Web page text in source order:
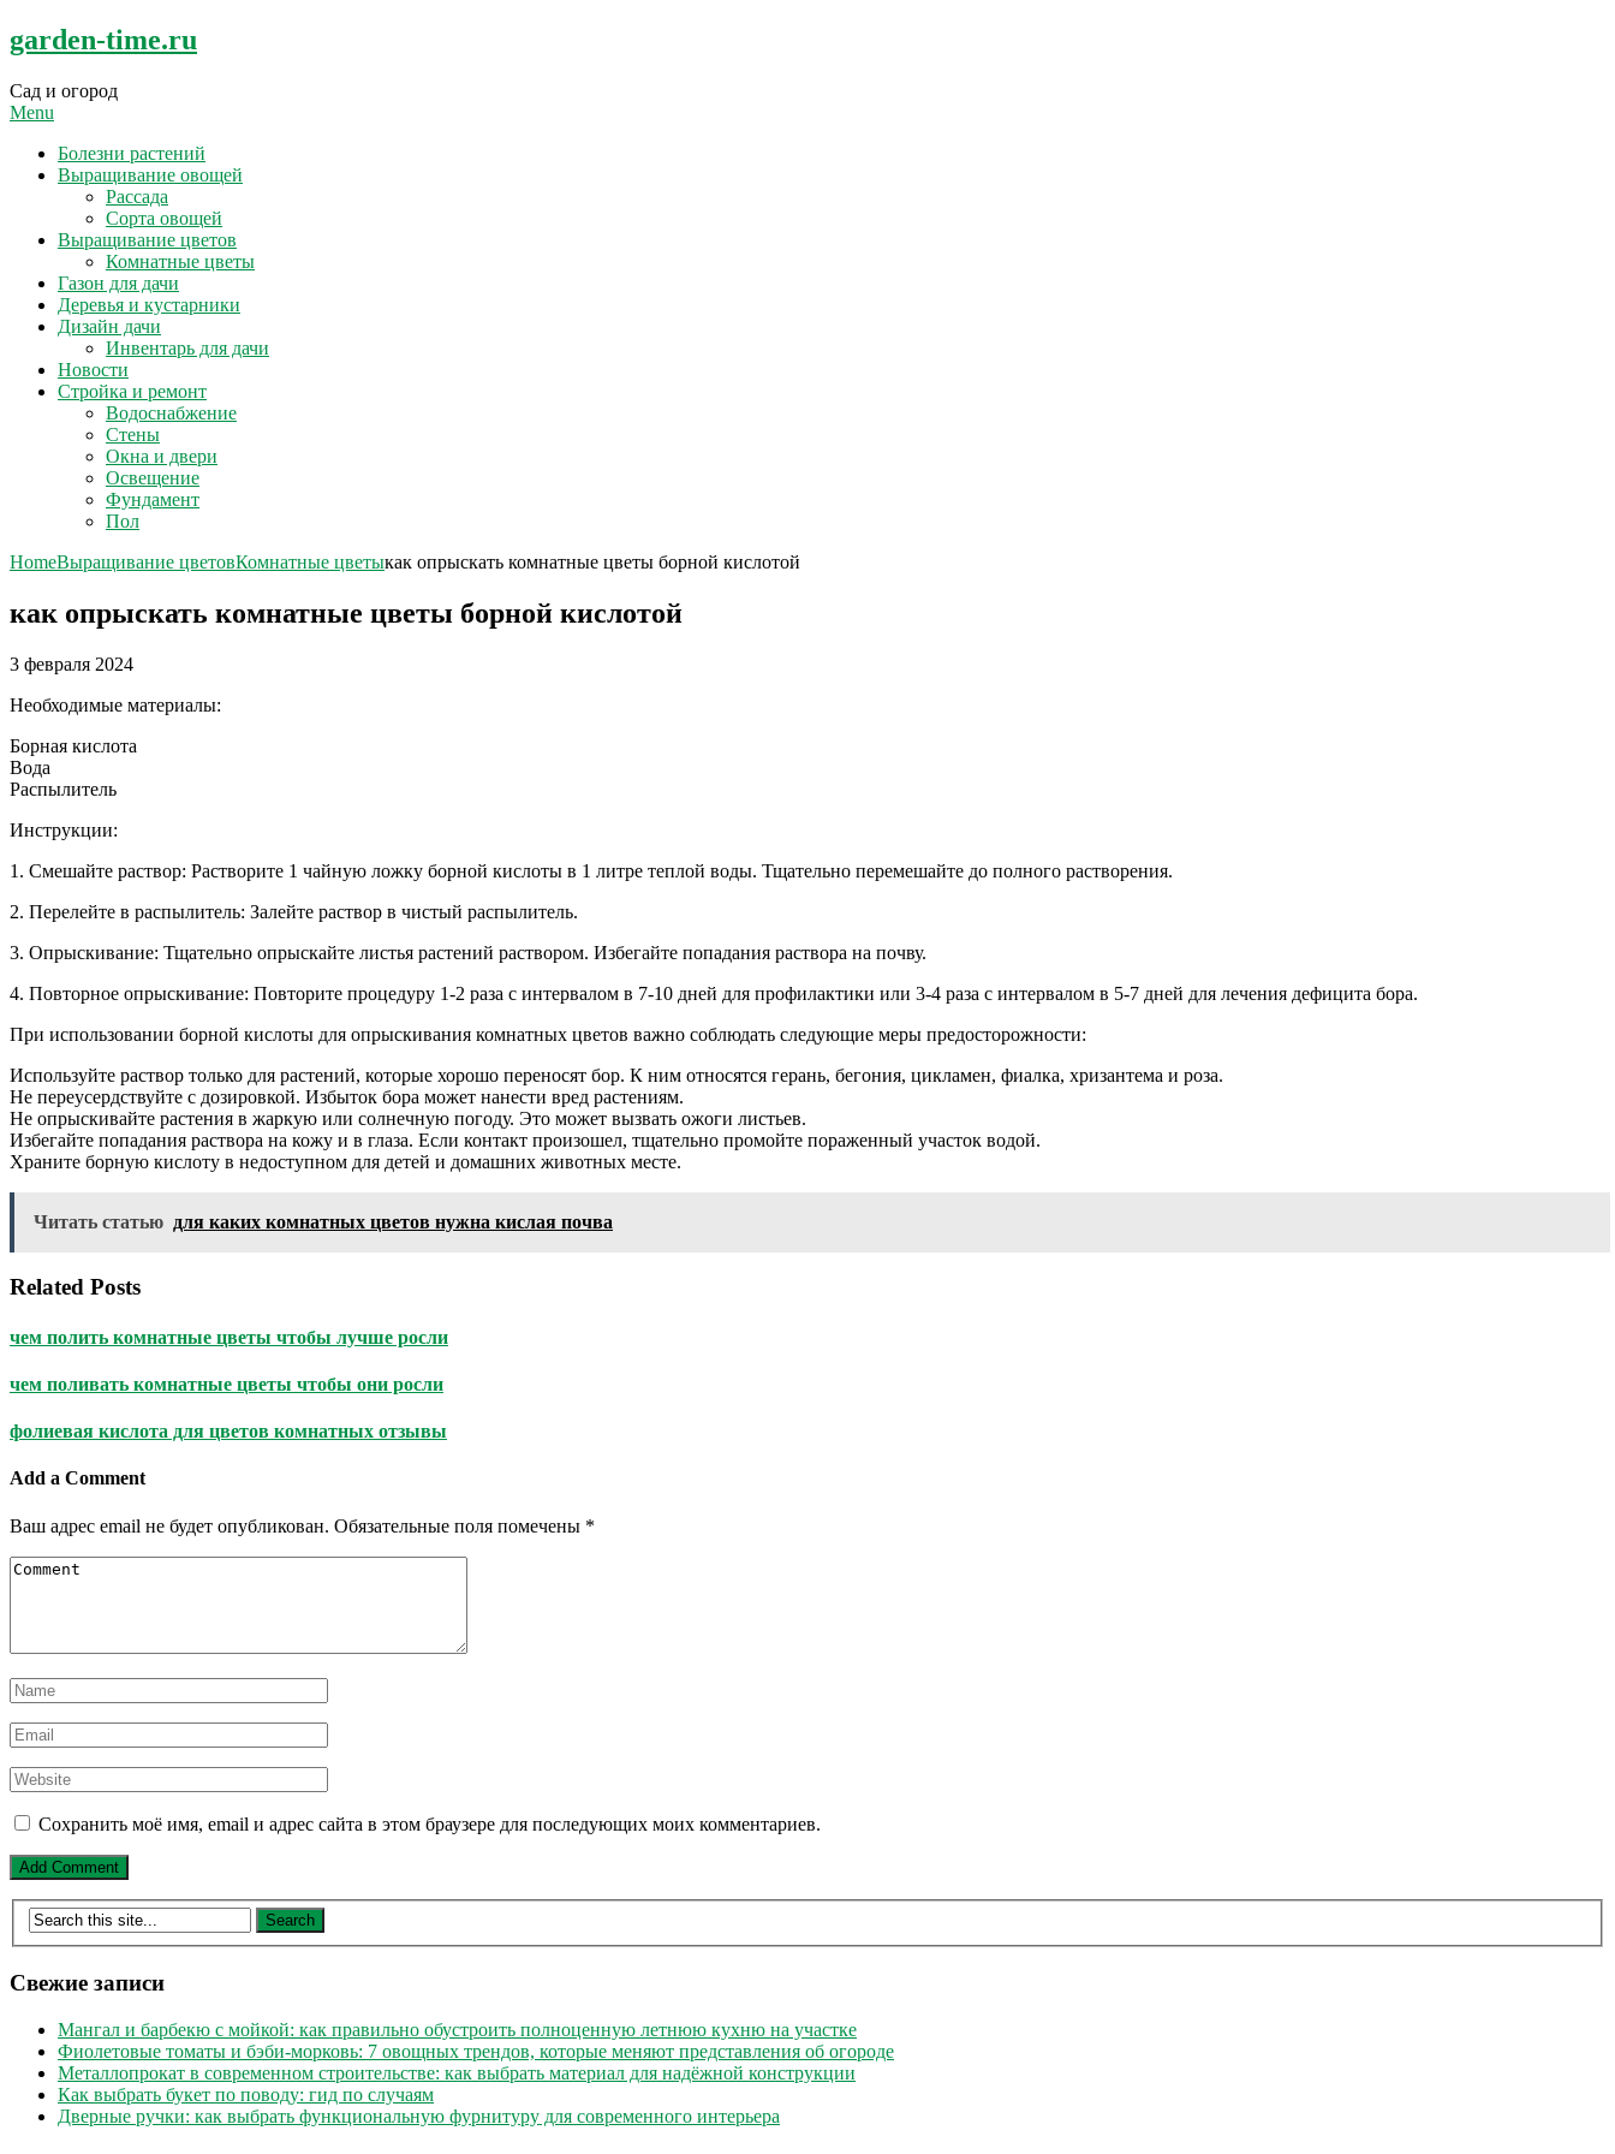
Skip
to
garden-time.ru
Сад и огород
Menu
Болезни растений
Выращивание овощей
Рассада
Сорта овощей
Выращивание цветов
Комнатные цветы
Газон для дачи
Деревья и кустарники
Дизайн дачи
Инвентарь для дачи
Новости
Стройка и ремонт
Водоснабжение
Стены
Окна и двери
Освещение
Фундамент
Пол
HomeВыращивание цветовКомнатные цветыкак опрыскать комнатные цветы борной кислотой
как опрыскать комнатные цветы борной кислотой
3 февраля 2024
Необходимые материалы:
Борная кислота
Вода
Распылитель
Инструкции:
1. Смешайте раствор: Растворите 1 чайную ложку борной кислоты в 1 литре теплой воды. Тщательно перемешайте до полного растворения.
2. Перелейте в распылитель: Залейте раствор в чистый распылитель.
3. Опрыскивание: Тщательно опрыскайте листья растений раствором. Избегайте попадания раствора на почву.
4. Повторное опрыскивание: Повторите процедуру 1-2 раза с интервалом в 7-10 дней для профилактики или 3-4 раза с интервалом в 5-7 дней для лечения дефицита бора.
При использовании борной кислоты для опрыскивания комнатных цветов важно соблюдать следующие меры предосторожности:
Используйте раствор только для растений, которые хорошо переносят бор. К ним относятся герань, бегония, цикламен, фиалка, хризантема и роза.
Не переусердствуйте с дозировкой. Избыток бора может нанести вред растениям.
Не опрыскивайте растения в жаркую или солнечную погоду. Это может вызвать ожоги листьев.
Избегайте попадания раствора на кожу и в глаза. Если контакт произошел, тщательно промойте пораженный участок водой.
Храните борную кислоту в недоступном для детей и домашних животных месте.
Читать статью для каких комнатных цветов нужна кислая почва
Related Posts
чем полить комнатные цветы чтобы лучше росли
чем поливать комнатные цветы чтобы они росли
фолиевая кислота для цветов комнатных отзывы
Add a Comment
Ваш адрес email не будет опубликован. Обязательные поля помечены *
Сохранить моё имя, email и адрес сайта в этом браузере для последующих моих комментариев.
Свежие записи
Мангал и барбекю с мойкой: как правильно обустроить полноценную летнюю кухню на участке
Фиолетовые томаты и бэби-морковь: 7 овощных трендов, которые меняют представления об огороде
Металлопрокат в современном строительстве: как выбрать материал для надёжной конструкции
Как выбрать букет по поводу: гид по случаям
Дверные ручки: как выбрать функциональную фурнитуру для современного интерьера